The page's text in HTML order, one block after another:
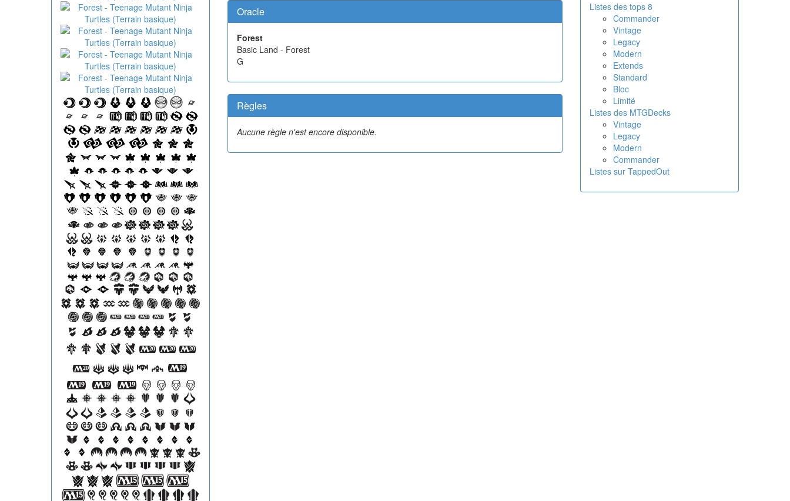
Oracle
Forest
Basic Land - Forest
G
Règles
Aucune règle n'est encore disponible.
Listes des tops 8
Commander
Vintage
Legacy
Modern
Extends
Standard
Bloc
Limité
Listes des MTGDecks
Vintage
Legacy
Modern
Commander
Listes sur TappedOut